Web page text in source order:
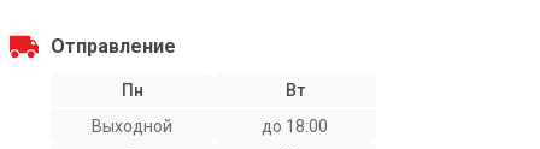
Отправление
Пн
Выходной
Вт
до 18:00